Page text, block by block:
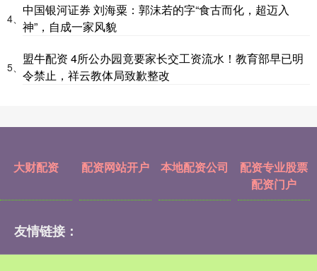
4、
中国银河证券 刘海粟：郭沫若的字“食古而化，超迈入
神”，自成一家风貌
5、
盟牛配资 4所公办园竟要家长交工资流水！教育部早已明
令禁止，祥云教体局致歉整改
大财配资 配资网站开户 本地配资公司
配资专业股票
配资门户
友情链接：